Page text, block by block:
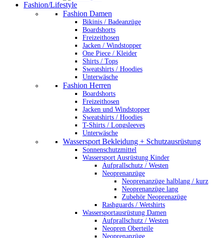
Fashion/Lifestyle
Fashion Damen
Bikinis / Badeanzüge
Boardshorts
Freizeithosen
Jacken / Windstopper
One Piece / Kleider
Shirts / Tops
Sweatshirts / Hoodies
Unterwäsche
Fashion Herren
Boardshorts
Freizeithosen
Jacken und Windstopper
Sweatshirts / Hoodies
T-Shirts / Longsleeves
Unterwäsche
Wassersport Bekleidung + Schutzausrüstung
Sonnenschutzmittel
Wassersport Ausrüstung Kinder
Aufprallschutz / Westen
Neoprenanzüge
Neoprenanzüge halblang / kurz
Neoprenanzüge lang
Zubehör Neoprenazüge
Rashguards / Wetshirts
Wassersportausrüstung Damen
Aufprallschutz / Westen
Neopren Oberteile
Neoprenanzüge